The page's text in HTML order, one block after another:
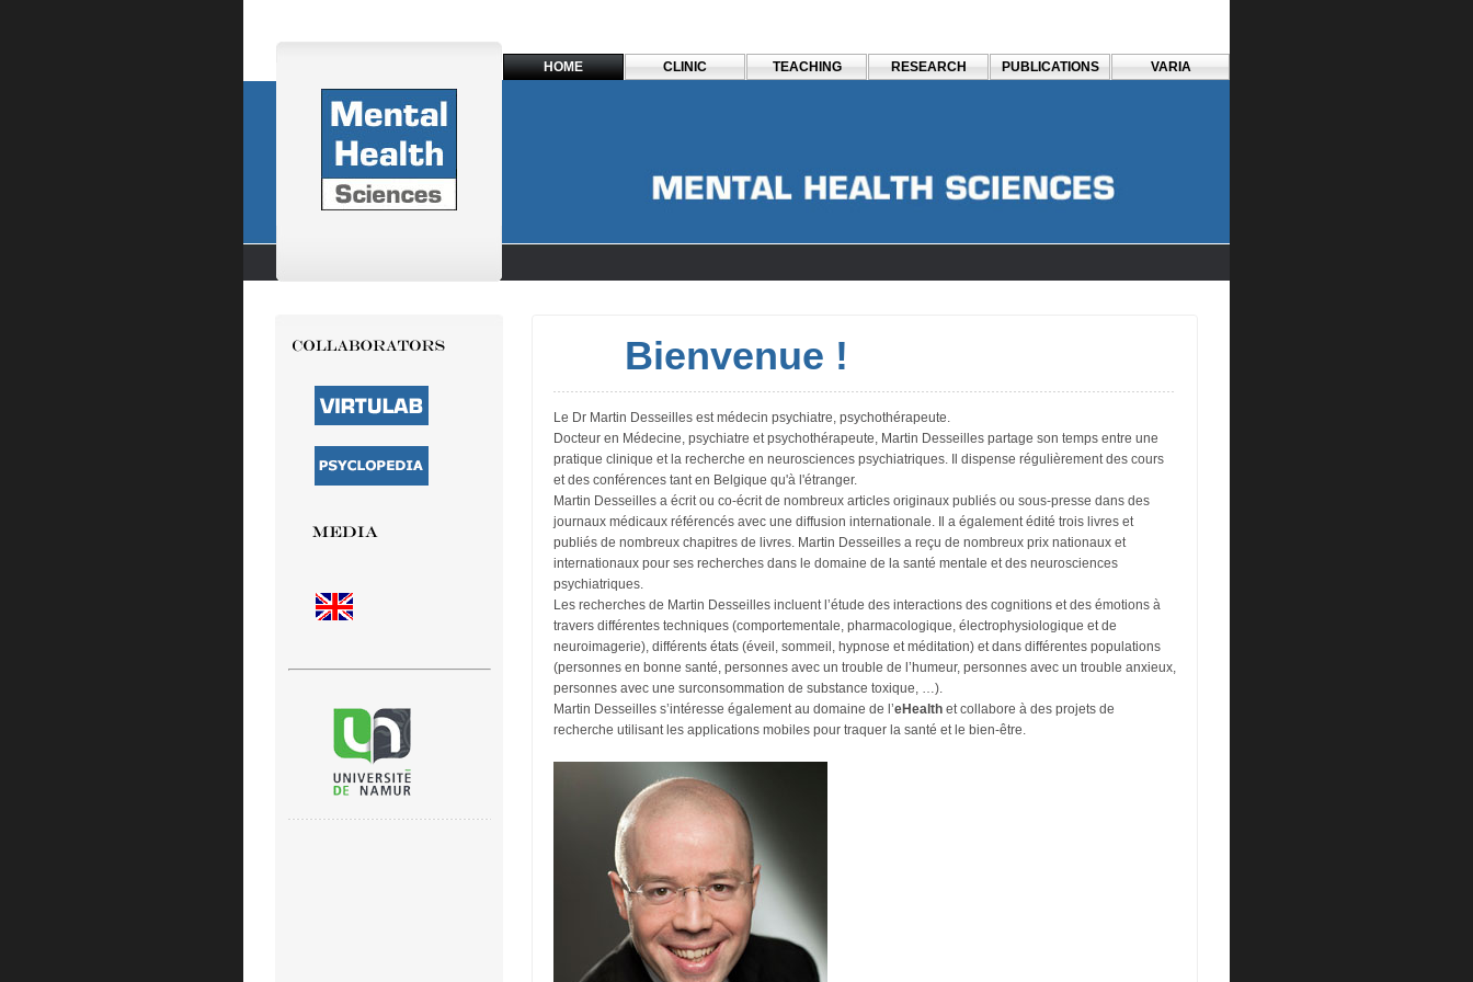
HOME CLINIC TEACHING RESEARCH PUBLICATIONS VARIA
Bienvenue !
Le Dr Martin Desseilles est médecin psychiatre, psychothérapeute.
Docteur en Médecine, psychiatre et psychothérapeute, Martin Desseilles partage son temps entre une
pratique clinique et la recherche en neurosciences psychiatriques. Il dispense régulièrement des cours
et des conférences tant en Belgique qu'à l'étranger.
Martin Desseilles a écrit ou co-écrit de nombreux articles originaux publiés ou sous-presse dans des
journaux médicaux référencés avec une diffusion internationale. Il a également édité trois livres et
publiés de nombreux chapitres de livres. Martin Desseilles a reçu de nombreux prix nationaux et
internationaux pour ses recherches dans le domaine de la santé mentale et des neurosciences
psychiatriques.
Les recherches de Martin Desseilles incluent l’étude des interactions des cognitions et des émotions à
travers différentes techniques (comportementale, pharmacologique, électrophysiologique et de
neuroimagerie), différents états (éveil, sommeil, hypnose et méditation) et dans différentes populations
(personnes en bonne santé, personnes avec un trouble de l’humeur, personnes avec un trouble anxieux,
personnes avec une surconsommation de substance toxique, …).
Martin Desseilles s’intéresse également au domaine de l’eHealth et collabore à des projets de
recherche utilisant les applications mobiles pour traquer la santé et le bien-être.